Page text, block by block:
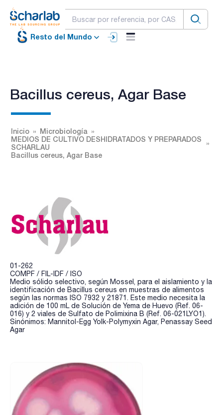
Resto del Mundo
Bacillus cereus, Agar Base
Inicio
Microbiología
MEDIOS DE CULTIVO DESHIDRATADOS Y PREPARADOS
SCHARLAU
Bacillus cereus, Agar Base
01-262
COMPF / FIL-IDF / ISO
Medio sólido selectivo, según Mossel, para el aislamiento y la
identificación de Bacillus cereus en muestras de alimentos
según las normas ISO 7932 y 21871. Este medio necesita la
adición de 100 mL de Solución de Yema de Huevo (Ref. 06-
016) y 2 viales de Sulfato de Polimixina B (Ref. 06-021LYO1).
Sinónimos: Mannitol-Egg Yolk-Polymyxin Agar, Penassay Seed
Agar